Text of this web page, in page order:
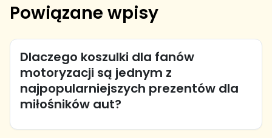
Powiązane wpisy
Dlaczego koszulki dla fanów
motoryzacji są jednym z
najpopularniejszych prezentów dla
miłośników aut?